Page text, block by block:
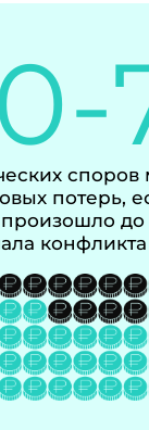
потерь,
конфликта